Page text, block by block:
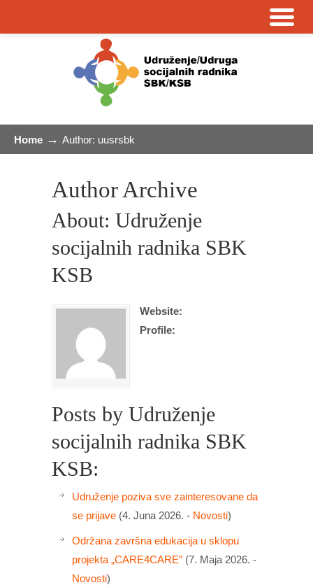
Home → Author: uusrsbk
Author Archive
About: Udruženje
socijalnih radnika SBK
KSB
Website:
Profile:
Posts by Udruženje
socijalnih radnika SBK
KSB:
Udruženje poziva sve zainteresovane da
se prijave (4. Juna 2026. - Novosti)
Održana završna edukacija u sklopu
projekta „CARE4CARE” (7. Maja 2026. -
Novosti)